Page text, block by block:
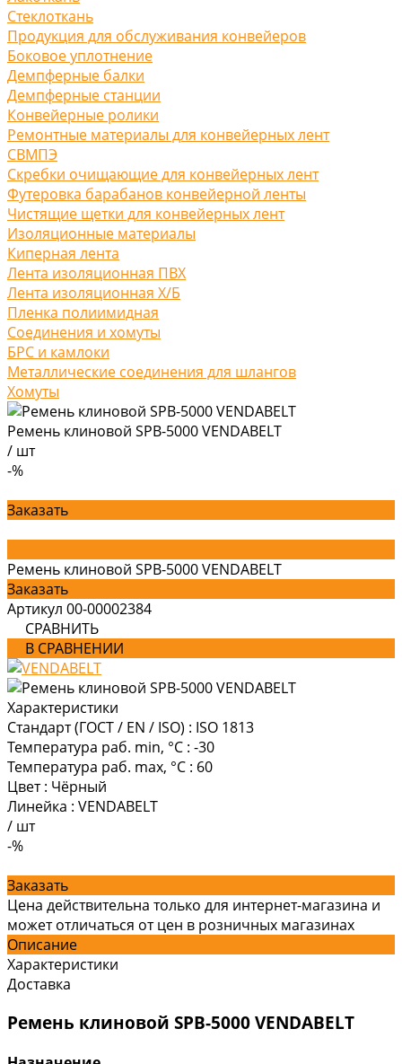
Стеклоткань
Продукция для обслуживания конвейеров
Боковое уплотнение
Демпферные балки
Демпферные станции
Конвейерные ролики
Ремонтные материалы для конвейерных лент
СВМПЭ
Скребки очищающие для конвейерных лент
Футеровка барабанов конвейерной ленты
Чистящие щетки для конвейерных лент
Изоляционные материалы
Киперная лента
Лента изоляционная ПВХ
Лента изоляционная Х/Б
Пленка полиимидная
Соединения и хомуты
БРС и камлоки
Металлические соединения для шлангов
Хомуты
Ремень клиновой SPB-5000 VENDABELT
/ шт
-%
Заказать
Ремень клиновой SPB-5000 VENDABELT
Заказать
Артикул 00-00002384
СРАВНИТЬ
В СРАВНЕНИИ
Характеристики
Стандарт (ГОСТ / EN / ISO) : ISO 1813
Температура раб. min, °C : -30
Температура раб. max, °C : 60
Цвет : Чёрный
Линейка : VENDABELT
/ шт
-%
Заказать
Цена действительна только для интернет-магазина и
может отличаться от цен в розничных магазинах
Описание
Характеристики
Доставка
Ремень клиновой SPB-5000 VENDABELT